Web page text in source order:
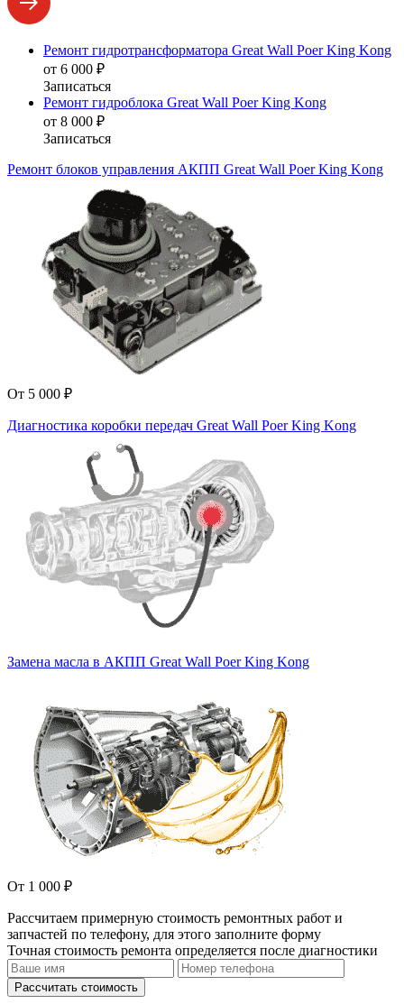
Ремонт гидротрансформатора Great Wall Poer King Kong
от 6 000 ₽
Записаться
Ремонт гидроблока Great Wall Poer King Kong
от 8 000 ₽
Записаться
Ремонт блоков управления АКПП Great Wall Poer King Kong
От 5 000 ₽
Диагностика коробки передач Great Wall Poer King Kong
Замена масла в АКПП Great Wall Poer King Kong
От 1 000 ₽
Рассчитаем примерную стоимость ремонтных работ и
запчастей по телефону, для этого заполните форму
Точная стоимость ремонта определяется после диагностики
Рассчитать стоимость